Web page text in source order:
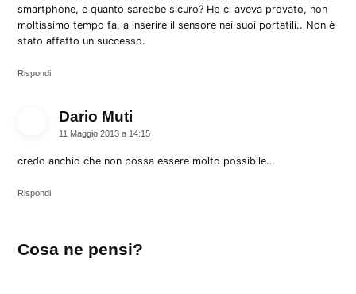
smartphone, e quanto sarebbe sicuro? Hp ci aveva provato, non
moltissimo tempo fa, a inserire il sensore nei suoi portatili.. Non è
stato affatto un successo.
Rispondi
Dario Muti
11 Maggio 2013 a 14:15
credo anchio che non possa essere molto possibile…
Rispondi
un
Cosa ne pensi?